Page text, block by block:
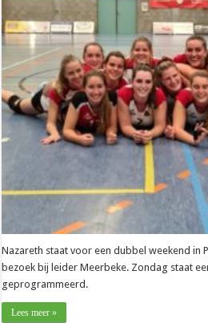
–
Annelore
Schaut
(Nazareth):
“Zwaar
weekend
kan
ook
nog
leuk
worden”
Nazareth staat voor een dubbel weekend in
bezoek bij leider Meerbeke. Zondag staat
geprogrammeerd.
Lees meer »